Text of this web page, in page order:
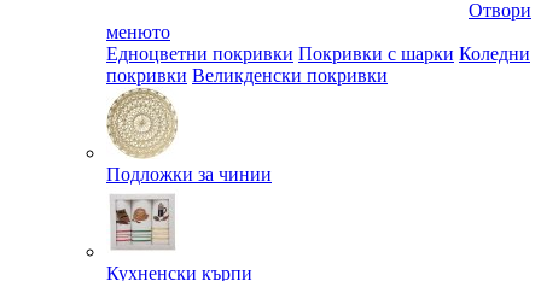
Отвори
менюто
Едноцветни покривки Покривки с шарки Коледни
покривки Великденски покривки
Подложки за чинии
Кухненски кърпи